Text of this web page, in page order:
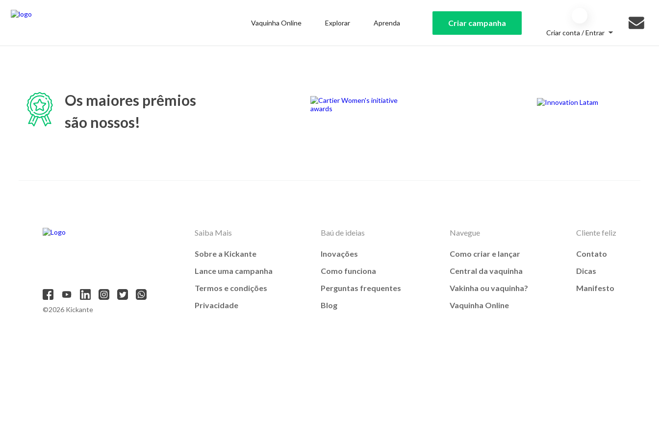
Vaquinha Online Explorar Aprenda Criar campanha
Criar conta / Entrar
Os maiores prêmios
são nossos!
©2026 Kickante
Saiba Mais
Sobre a Kickante
Lance uma campanha
Termos e condições
Privacidade
Baú de ideias
Inovações
Como funciona
Perguntas frequentes
Blog
Navegue
Como criar e lançar
Central da vaquinha
Vakinha ou vaquinha?
Vaquinha Online
Cliente feliz
Contato
Dicas
Manifesto